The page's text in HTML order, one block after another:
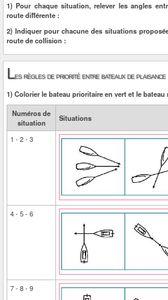
1) Pour chaque situation, relever les angles
route différente :
2) Indiquer pour chacune des situations
route de collision :
Les règles de priorité entre bateaux de plaisance
1) Colorier le bateau prioritaire en vert et le
Numéros de
situation
Situations
1 - 2 - 3
4 - 5 - 6
7 - 8 - 9